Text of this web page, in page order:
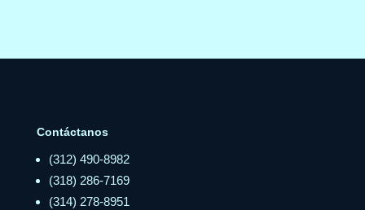
Contáctanos
(312) 490-8982
(318) 286-7169
(314) 278-8951